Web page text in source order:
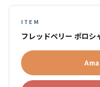
ITEM
フレッドペリー ポロシ